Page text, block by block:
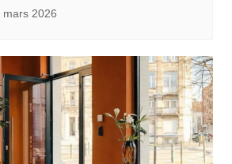
mars 2026